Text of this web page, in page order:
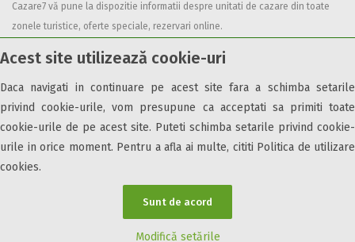
Acest site utilizează cookie-uri
Daca navigati in continuare pe acest site fara a schimba setarile
privind cookie-urile, vom presupune ca acceptati sa primiti toate
cookie-urile de pe acest site. Puteti schimba setarile privind cookie-
urile in orice moment. Pentru a afla ai multe, cititi Politica de utilizare
cookies.
Sunt de acord
Modifică setările
Cazare7 vă pune la dispozitie informatii despre unitati de cazare din toate
zonele turistice, oferte speciale, rezervari online.
condițiile de utilizare.
Informații utile Parteneri Cazare7